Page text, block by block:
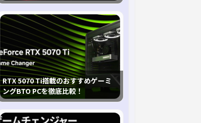
RTX 5070 Ti搭載のおすすめゲーミ
ングBTO PCを徹底比較！